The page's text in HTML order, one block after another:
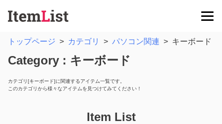
トップページ > カテゴリ > パソコン関連 > キーボード
Category : キーボード
カテゴリ[キーボード]に関連するアイテム一覧です。
このカテゴリから様々なアイテムを見つけてみてください！
Item List